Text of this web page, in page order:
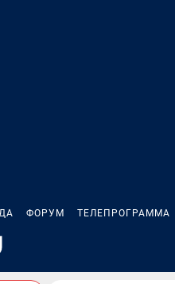
ФОРУМ ТЕЛЕПРОГРАММА